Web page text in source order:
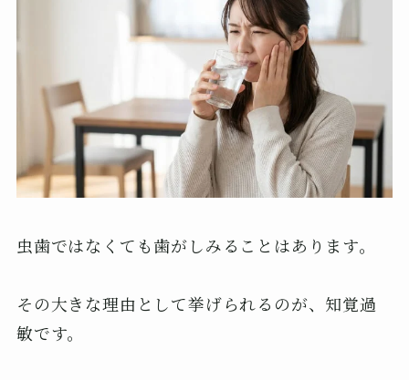
虫歯ではなくても歯がしみることはあります。
その大きな理由として挙げられるのが、知覚過
敏です。